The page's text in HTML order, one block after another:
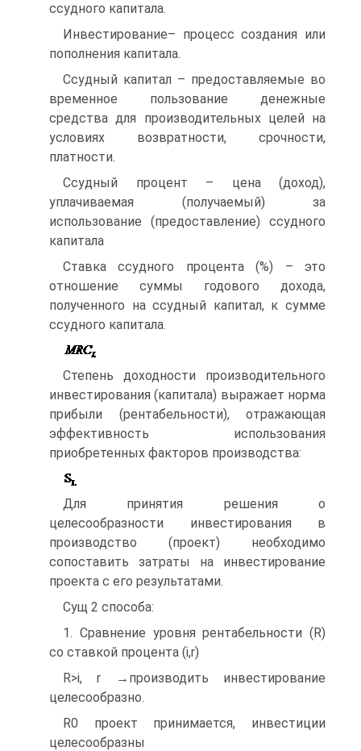
ссудного капитала.
Инвестирование– процесс создания или
пополнения капитала.
Ссудный капитал – предоставляемые во
временное пользование денежные
средства для производительных целей на
условиях возвратности, срочности,
платности.
Ссудный процент – цена (доход),
уплачиваемая (получаемый) за
использование (предоставление) ссудного
капитала
Ставка ссудного процента (%) – это
отношение суммы годового дохода,
полученного на ссудный капитал, к сумме
ссудного капитала.
Степень доходности производительного
инвестирования (капитала) выражает норма
прибыли (рентабельности), отражающая
эффективность использования
приобретенных факторов производства:
Для принятия решения о
целесообразности инвестирования в
производство (проект) необходимо
сопоставить затраты на инвестирование
проекта с его результатами.
Сущ 2 способа:
1. Сравнение уровня рентабельности (R)
со ставкой процента (i,r)
R>i, r →производить инвестирование
целесообразно.
R0 проект принимается, инвестиции
целесообразны